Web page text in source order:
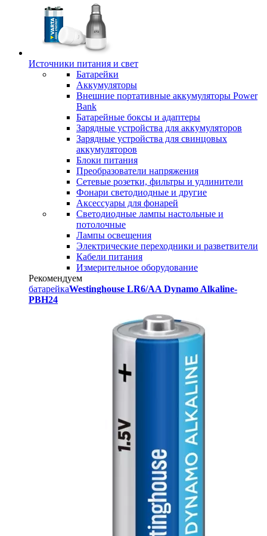
Источники питания и свет
Батарейки
Аккумуляторы
Внешние портативные аккумуляторы Power
Bank
Батарейные боксы и адаптеры
Зарядные устройства для аккумуляторов
Зарядные устройства для свинцовых
аккумуляторов
Блоки питания
Преобразователи напряжения
Сетевые розетки, фильтры и удлинители
Фонари светодиодные и другие
Аксессуары для фонарей
Светодиодные лампы настольные и
потолочные
Лампы освещения
Электрические переходники и разветвители
Кабели питания
Измерительное оборудование
Рекомендуем
батарейкаWestinghouse LR6/AA Dynamo Alkaline-
PBH24